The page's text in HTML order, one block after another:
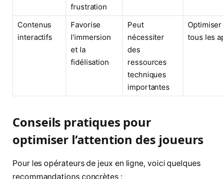
frustration
Contenus
interactifs
Favorise
l’immersion
et la
fidélisation
Peut
nécessiter
des
ressources
techniques
importantes
tous les
Conseils pratiques pour
optimiser l’attention des joueurs
Pour les opérateurs de jeux en ligne, voici quelques
recommandations concrètes :